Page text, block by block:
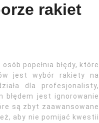
rakiet
popełnia błędy, które
jest wybór rakiety na
dla profesjonalisty,
błędem jest ignorowanie
są zbyt zaawansowane
aby nie pomijać kwestii